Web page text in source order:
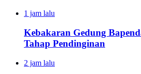
1 jam lalu
Kebakaran Gedung
Tahap Pendinginan
2 jam lalu